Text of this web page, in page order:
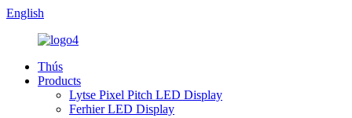
English
Thús
Products
Lytse Pixel Pitch LED Display
Ferhier LED Display